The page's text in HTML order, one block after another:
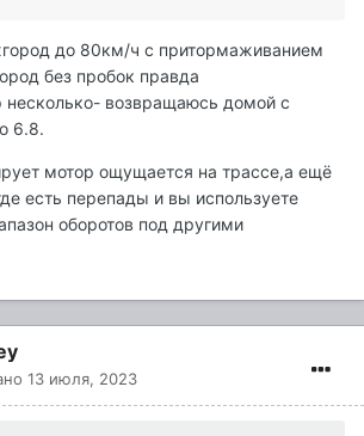
до 80км/ч с притормаживанием
без пробок правда
возвращаюсь домой с
6.8.
мотор ощущается на трассе,а ещё
есть перепады и вы используете
оборотов под другими
13 июля, 2023